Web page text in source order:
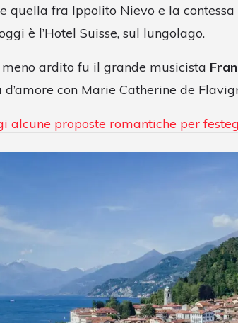
quella fra Ippolito Nievo e la
è l’Hotel Suisse, sul lungolago.
meno ardito fu il grande musicista
con Marie Catherine de
alcune proposte romantiche per